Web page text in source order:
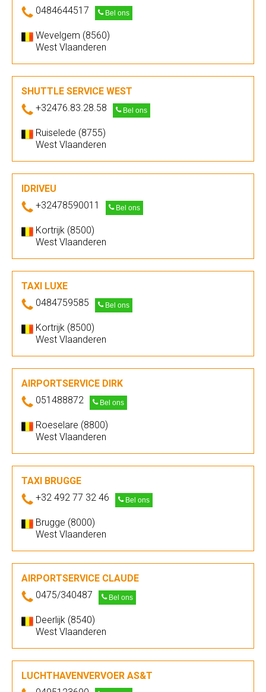
0484644517
Bel ons
Wevelgem (8560)
West Vlaanderen
SHUTTLE SERVICE WEST
+32476.83.28.58
Bel ons
Ruiselede (8755)
West Vlaanderen
IDRIVEU
+32478590011
Bel ons
Kortrijk (8500)
West Vlaanderen
TAXI LUXE
0484759585
Bel ons
Kortrijk (8500)
West Vlaanderen
AIRPORTSERVICE DIRK
051488872
Bel ons
Roeselare (8800)
West Vlaanderen
TAXI BRUGGE
+32 492 77 32 46
Bel ons
Brugge (8000)
West Vlaanderen
AIRPORTSERVICE CLAUDE
0475/340487
Bel ons
Deerlijk (8540)
West Vlaanderen
LUCHTHAVENVERVOER AS&T